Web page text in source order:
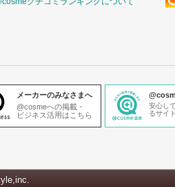
メーカーのみなさまへ
@cosmeへの掲載・
ビジネス活用はこちら
安心し
るサイ